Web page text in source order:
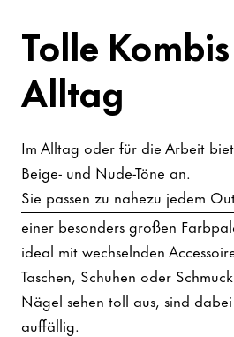
Tolle
Alltag
Im Alltag oder für die Arbeit
Beige- und Nude-Töne an.
Sie passen zu nahezu jedem
einer besonders großen
ideal mit wechselnden
Taschen, Schuhen oder
Nägel sehen toll aus, sind
auffällig.